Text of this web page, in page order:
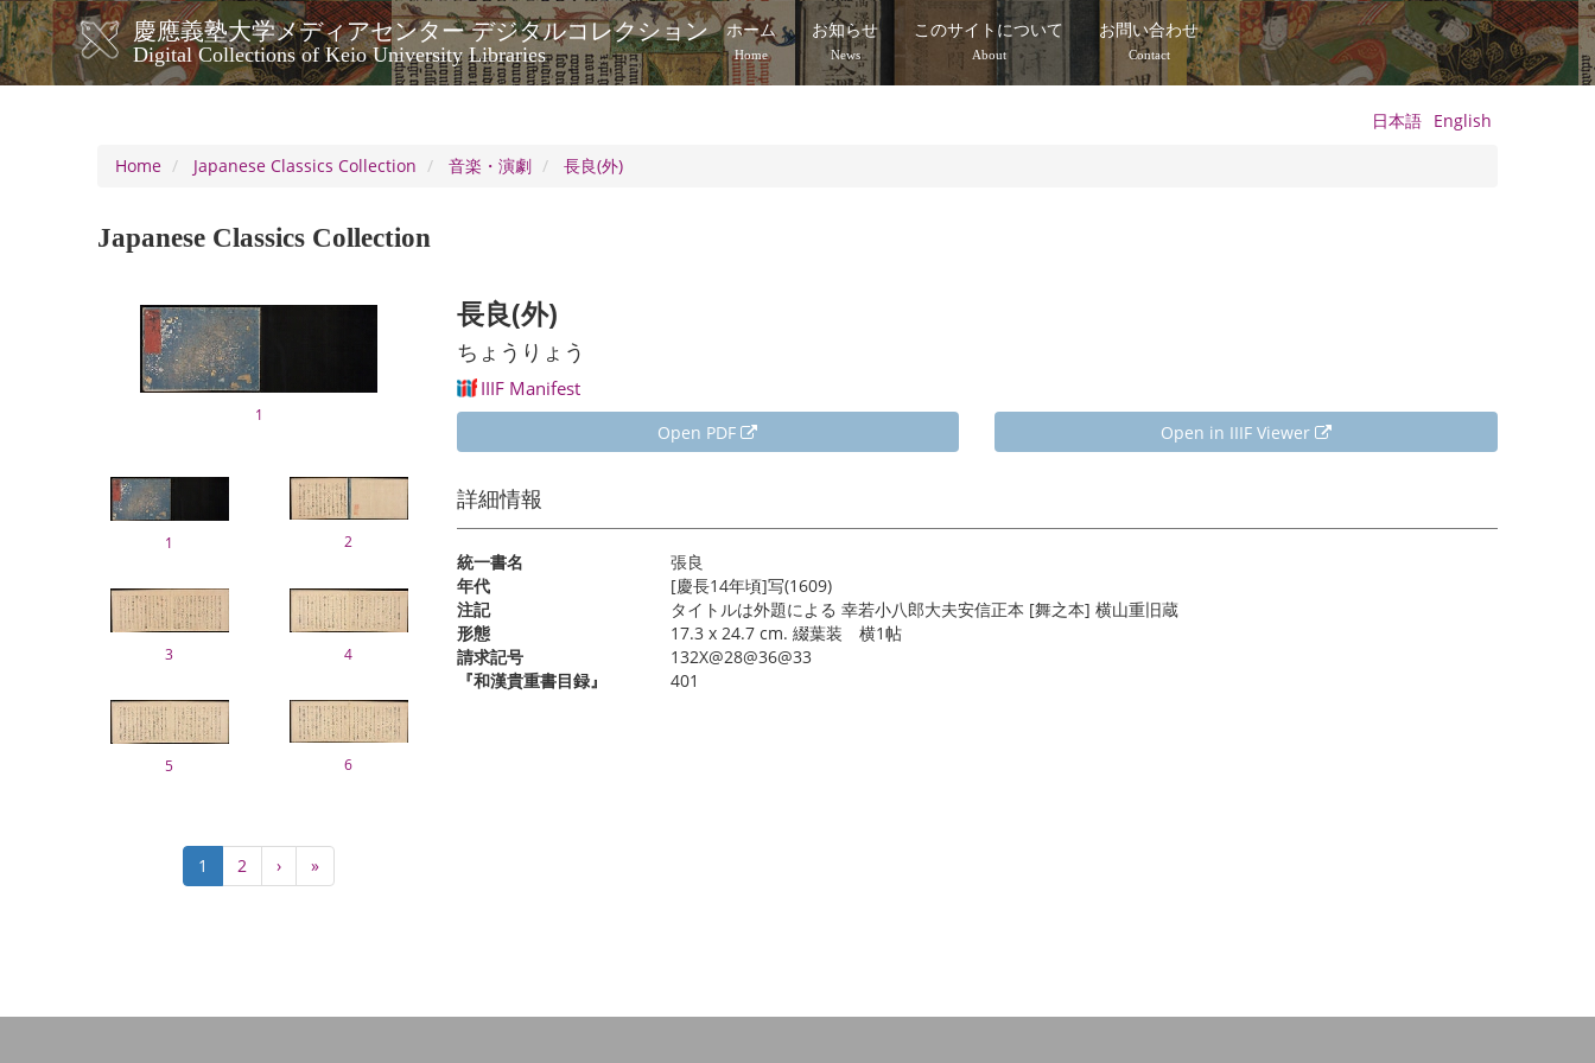
Skip
to
main
content
慶應義塾大学メディアセンター デジタルコレクション
Digital Collections of Keio University Libraries
メ
イ
ビ
シ
ホーム
Home
お知らせ
News
このサイトについて
About
お問い合わせ
Contact
日本語 English
Home
Japanese Classics Collection 音楽・演劇 長良(外)
Japanese Classics Collection
1
1 2
3 4
5 6
Current
page
1 Page
2
Next
page
›
Last
page
»
長良(外)
ちょうりょう
IIIF Manifest
Open PDF Open in IIIF Viewer
詳細情報
統一書名
張良
年代
[慶長14年頃]写(1609)
注記
タイトルは外題による 幸若小八郎大夫安信正本 [舞之本] 横山重旧蔵
形態
17.3 x 24.7 cm. 綴葉装 横1帖
請求記号
132X@28@36@33
『和漢貴重書目録』
401